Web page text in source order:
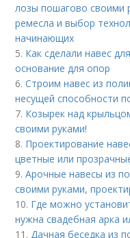
лозы пошагово своими
ремесла и выбор
начинающих
5. Как сделали навес
основание для опор
6.Строим навес из
несущей способности
7. Козырек над
своими руками!
8. Проектирование
цветные или
9.Арочные навесы из
своими руками,
10. Где можно
нужна свадебная арка
11.Дачная беседка из